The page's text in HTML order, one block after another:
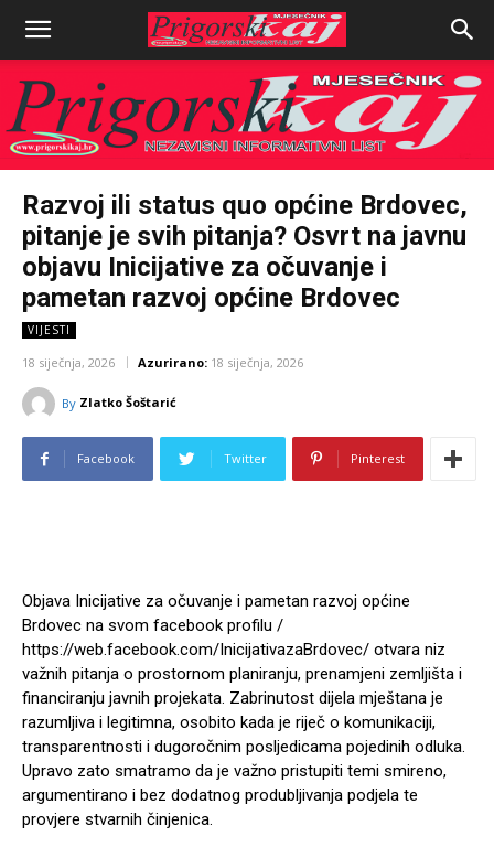
Razvoj ili status quo općine Brdovec,
pitanje je svih pitanja? Osvrt na javnu
objavu Inicijative za očuvanje i
pametan razvoj općine Brdovec
VIJESTI
18 siječnja, 2026 Azurirano: 18 siječnja, 2026
By Zlatko Šoštarić
Facebook Twitter Pinterest
Objava Inicijative za očuvanje i pametan razvoj općine
Brdovec na svom facebook profilu /
https://web.facebook.com/InicijativazaBrdovec/ otvara niz
važnih pitanja o prostornom planiranju, prenamjeni zemljišta i
financiranju javnih projekata. Zabrinutost dijela mještana je
razumljiva i legitimna, osobito kada je riječ o komunikaciji,
transparentnosti i dugoročnim posljedicama pojedinih odluka.
Upravo zato smatramo da je važno pristupiti temi smireno,
argumentirano i bez dodatnog produbljivanja podjela te
provjere stvarnih činjenica.